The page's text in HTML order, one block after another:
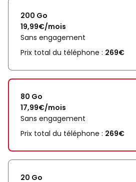
200 Go
19,99€/mois
Sans engagement
Prix total du téléphone : 269€
80 Go
17,99€/mois
Sans engagement
Prix total du téléphone : 269€
20 Go